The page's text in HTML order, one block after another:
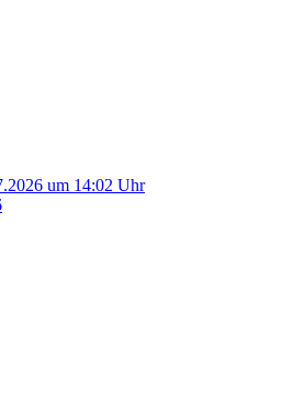
um 14:02 Uhr